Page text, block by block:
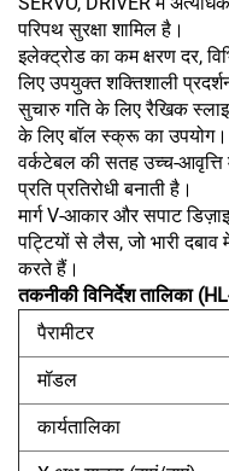
परिपथ सुरक्षा शामिल है।
इलेक्ट्रोड का कम क्षरण दर,
लिए उपयुक्त शक्तिशाली
सुचारु गति के लिए रैखिक
के लिए बॉल स्क्रू का उपयोग।
वर्कटेबल की सतह उच्च-आवृत्ति
प्रति प्रतिरोधी बनाती है।
मार्ग V-आकार और सपाट
पट्टियों से लैस, जो भारी दबाव
करते हैं।
तकनीकी विनिर्देश तालिका
पैरामीटर
मॉडल
कार्यतालिका